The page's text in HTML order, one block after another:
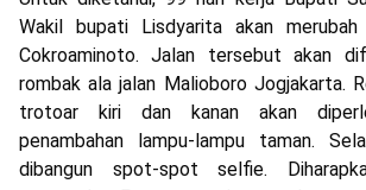
Wakil bupati Lisdyarita akan
Cokroaminoto. Jalan tersebut akan
rombak ala jalan Malioboro Jogjakarta.
trotoar kiri dan kanan akan
penambahan lampu-lampu taman.
dibangun spot-spot selfie.